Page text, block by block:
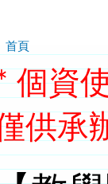
您在這裡
首頁
個資
供承